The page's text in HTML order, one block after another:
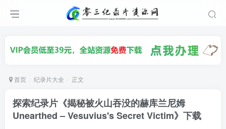
首页 纪录片大全 正文
探索纪录片《揭秘被火山吞没的赫库兰尼姆
Unearthed – Vesuvius's Secret Victim》下载